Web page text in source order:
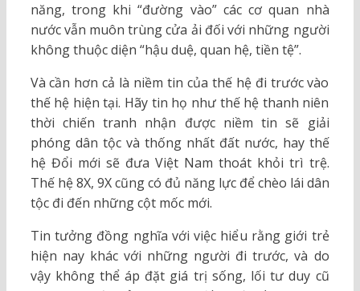
năng, trong khi “đường vào” các cơ quan nhà
nước vẫn muôn trùng cửa ải đối với những người
không thuộc diện “hậu duệ, quan hệ, tiền tệ”.
Và cần hơn cả là niềm tin của thế hệ đi trước vào
thế hệ hiện tại. Hãy tin họ như thế hệ thanh niên
thời chiến tranh nhận được niềm tin sẽ giải
phóng dân tộc và thống nhất đất nước, hay thế
hệ Đổi mới sẽ đưa Việt Nam thoát khỏi trì trệ.
Thế hệ 8X, 9X cũng có đủ năng lực để chèo lái dân
tộc đi đến những cột mốc mới.
Tin tưởng đồng nghĩa với việc hiểu rằng giới trẻ
hiện nay khác với những người đi trước, và do
vậy không thể áp đặt giá trị sống, lối tư duy cũ